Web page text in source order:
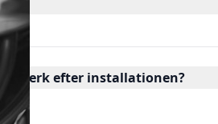
efter installationen?